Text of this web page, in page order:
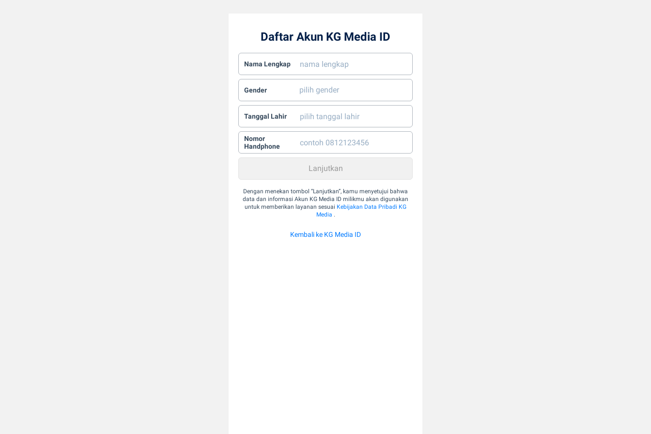
Daftar Akun KG Media ID
Nama Lengkap
Gender
Tanggal Lahir
Nomor
Handphone
Dengan menekan tombol “Lanjutkan”, kamu menyetujui bahwa
data dan informasi Akun KG Media ID milikmu akan digunakan
untuk memberikan layanan sesuai Kebijakan Data Pribadi KG
Media .
Kembali ke KG Media ID